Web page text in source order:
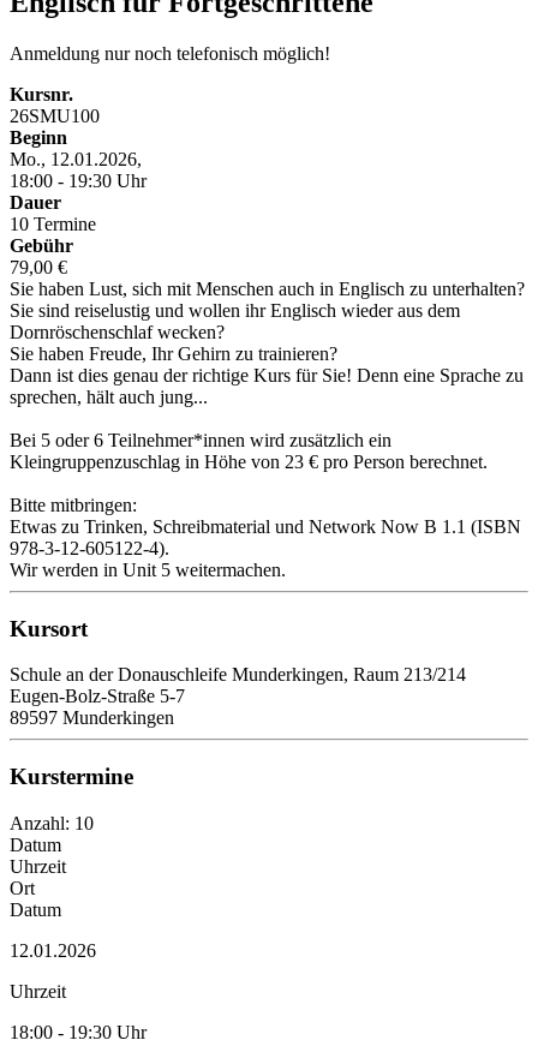
Anmeldung nur noch telefonisch möglich!
Kursnr.
26SMU100
Beginn
Mo., 12.01.2026,
18:00 - 19:30 Uhr
Dauer
10 Termine
Gebühr
79,00 €
Sie haben Lust, sich mit Menschen auch in Englisch zu unterhalten?
Sie sind reiselustig und wollen ihr Englisch wieder aus dem
Dornröschenschlaf wecken?
Sie haben Freude, Ihr Gehirn zu trainieren?
Dann ist dies genau der richtige Kurs für Sie! Denn eine Sprache zu
sprechen, hält auch jung...
Bei 5 oder 6 Teilnehmer*innen wird zusätzlich ein
Kleingruppenzuschlag in Höhe von 23 € pro Person berechnet.
Bitte mitbringen:
Etwas zu Trinken, Schreibmaterial und Network Now B 1.1 (ISBN
978-3-12-605122-4).
Wir werden in Unit 5 weitermachen.
Kursort
Schule an der Donauschleife Munderkingen, Raum 213/214
Eugen-Bolz-Straße 5-7
89597 Munderkingen
Kurstermine
Anzahl: 10
Datum
Uhrzeit
Ort
Datum
12.01.2026
Uhrzeit
18:00 - 19:30 Uhr